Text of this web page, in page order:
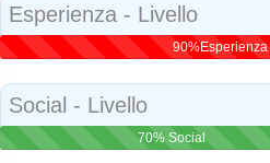
Esperienza - Livello
90%Esperienza
Social - Livello
70% Social